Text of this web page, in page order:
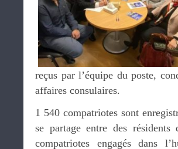
reçus par l’équipe du poste,
affaires consulaires.
1 540 compatriotes sont
se partage entre des
compatriotes engagés dans